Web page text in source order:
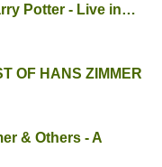
Potter - Live in…
OF HANS ZIMMER
& Others - A